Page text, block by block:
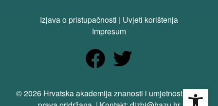
Izjava o pristupačnosti | Uvjeti korištenja
Impresum
© 2026 Hrvatska akademija znanosti i umjetnosti. Sva